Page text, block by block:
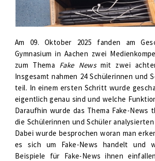
Am 09. Oktober 2025 fanden am
Gymnasium in Aachen zwei
zum Thema Fake Newsmit zwei
Insgesamt nahmen 24 Schülerinnen und
teil. In einem ersten Schritt wurde
eigentlich genau sind und welche
Daraufhin wurde das Thema Fake-News
die Schülerinnen und Schüler
Dabei wurde besprochen woran man
es sich um Fake-News handelt und
Beispiele für Fake-News ihnen